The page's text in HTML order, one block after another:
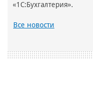
«1С:Бухгалтерия».
Все новости